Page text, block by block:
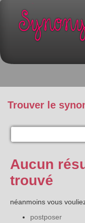
Trouver le
Aucun
trouvé
néanmoins vous
postposer